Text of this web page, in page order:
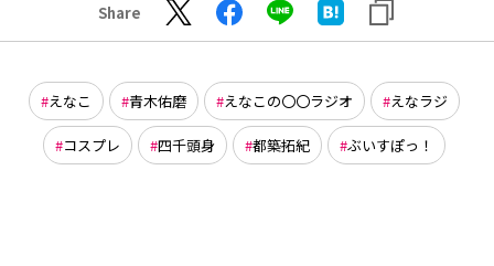
Share
えなこ 青木佑磨 えなこの〇〇ラジオ えなラジ
コスプレ 四千頭身 都築拓紀 ぶいすぽっ！